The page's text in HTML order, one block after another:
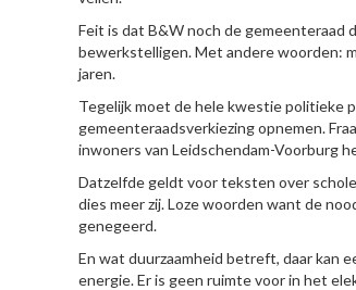
Feit is dat B&W noch de
bewerkstelligen. Met andere woorden:
jaren.
Tegelijk moet de hele kwestie politieke
gemeenteraadsverkiezing opnemen.
inwoners van Leidschendam-Voorburg
Datzelfde geldt voor teksten over
dies meer zij. Loze woorden want de
genegeerd.
En wat duurzaamheid betreft, daar kan
energie. Er is geen ruimte voor in het